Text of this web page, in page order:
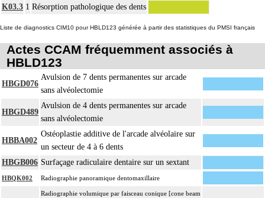
K03.3 1 Résorption pathologique des dents
Liste de diagnostics CIM10 pour HBLD123 générée à partir des statistiques du PMSI français
Actes CCAM fréquemment associés à
HBLD123
HBGD076
Avulsion de 7 dents permanentes sur arcade
sans alvéolectomie
HBGD489
Avulsion de 4 dents permanentes sur arcade
sans alvéolectomie
HBBA002
Ostéoplastie additive de l'arcade alvéolaire sur
un secteur de 4 à 6 dents
HBGB006 Surfaçage radiculaire dentaire sur un sextant
HBQK002 Radiographie panoramique dentomaxillaire
Radiographie volumique par faisceau conique [cone beam